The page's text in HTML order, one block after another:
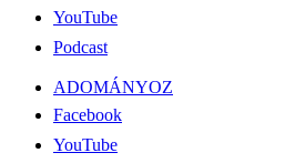
YouTube
Podcast
ADOMÁNYOZ
Facebook
YouTube